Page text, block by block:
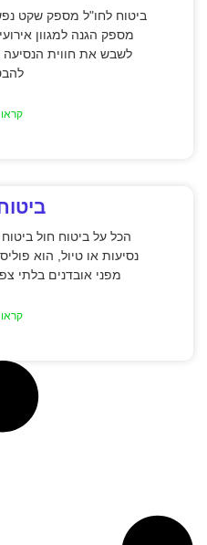
ביטוח לחו"ל מספק שקט
מספק הגנה למגוון
לשבש את חווית הנסיעה
הכל על ביטוח חול
נסיעות או טיול, הוא
מפני אובדנים בלתי